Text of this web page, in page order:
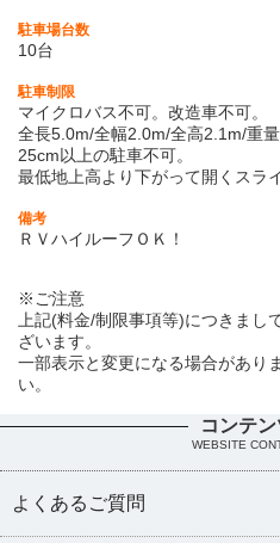
駐車場台数
10台
駐車制限
マイクロバス不可。改造車不可。
全長5.0m/全幅2.0m/全高2.1m/重
25cm以上の駐車不可。
最低地上高より下がって開くスラ
備考
ＲＶハイルーフＯＫ！
※ご注意
上記(料金/制限事項等)につきまし
ざいます。
一部表示と変更になる場合があり
い。
コンテ
WEBSITE
よくあるご質問